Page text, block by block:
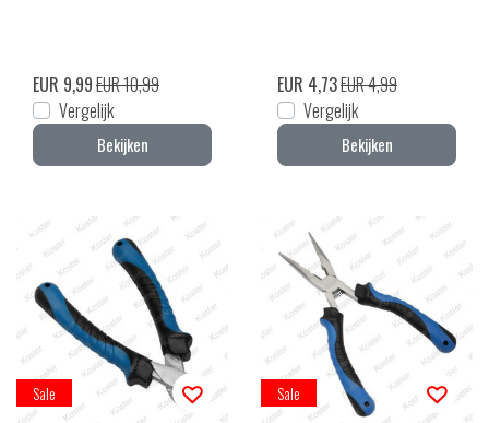
EUR 9,99EUR 10,99
Vergelijk
Bekijken
EUR 4,73EUR 4,99
Vergelijk
Bekijken
Sale Sale